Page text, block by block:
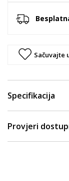
Sačuvajte
Specifikacija
Provjeri